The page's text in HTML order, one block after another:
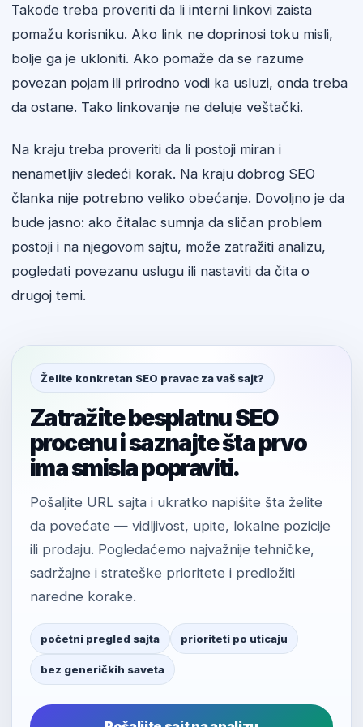
Takođe treba proveriti da li interni linkovi zaista
pomažu korisniku. Ako link ne doprinosi toku misli,
bolje ga je ukloniti. Ako pomaže da se razume
povezan pojam ili prirodno vodi ka usluzi, onda treba
da ostane. Tako linkovanje ne deluje veštački.
Na kraju treba proveriti da li postoji miran i
nenametljiv sledeći korak. Na kraju dobrog SEO
članka nije potrebno veliko obećanje. Dovoljno je da
bude jasno: ako čitalac sumnja da sličan problem
postoji i na njegovom sajtu, može zatražiti analizu,
pogledati povezanu uslugu ili nastaviti da čita o
drugoj temi.
Želite konkretan SEO pravac za vaš sajt?
Zatražite besplatnu SEO
procenu i saznajte šta prvo
ima smisla popraviti.
Pošaljite URL sajta i ukratko napišite šta želite
da povećate — vidljivost, upite, lokalne pozicije
ili prodaju. Pogledaćemo najvažnije tehničke,
sadržajne i strateške prioritete i predložiti
naredne korake.
početni pregled sajta prioriteti po uticaju
bez generičkih saveta